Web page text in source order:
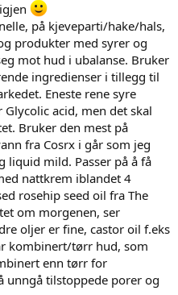
på kjeveparti/hake/hals,
produkter med syrer og
mot hud i ubalanse. Bruker
ingredienser i tillegg til
Eneste rene syre
acid, men det skal
Bruker den mest på
fra Cosrx i går som jeg
liquid mild. Passer på å få
nattkrem iblandet 4
rosehip seed oil fra The
om morgenen, ser
oljer er fine, castor oil f.eks
kombinert/tørr hud, som
enn tørr for
unngå tilstoppede porer og